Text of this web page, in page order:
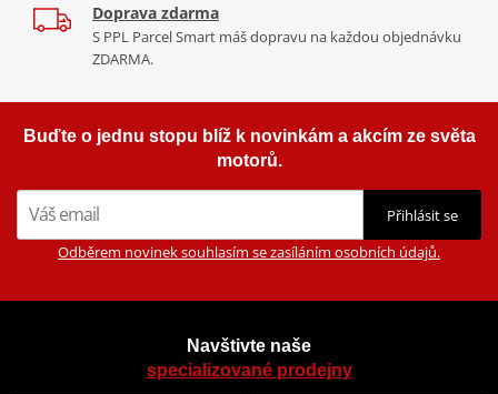
Homologation
Aerodynamic
PDF Mounting instruction
Doprava zdarma
S PPL Parcel Smart máš dopravu na každou objednávku
ZDARMA.
Buďte o jednu stopu blíž k novinkám a akcím ze světa
motorů.
Přihlásit se
Odběrem novinek souhlasím se zasíláním osobních údajů.
Navštivte naše
specializované prodejny